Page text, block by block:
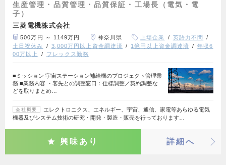
生産管理・品質管理・品質保証・工場長（電気・電
子）
三菱電機株式会社
500万円 ～ 1149万円 神奈川県 上場企業
英語力不問
土日祝休み
3,000万円以上資金調達済 1億円以上資金調達済
年収6
00万以上
フレックス勤務
■ミッション 宇宙ステーション補給機のプロジェクト管理業
務 ■業務内容 ・客先との調整窓口：仕様調整／契約調整な
どを取りまとめ…
会社概要
エレクトロニクス、エネルギー、宇宙、通信、家電等あらゆる電気
機器及びシステム技術の研究・開発・製造・販売を行っております…
興味あり 詳細へ